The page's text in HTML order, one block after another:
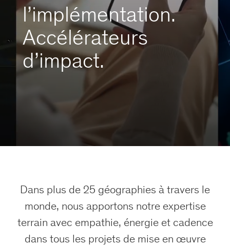
l’implémentation.
Accélérateurs
d’impact.
Dans plus de 25 géographies à travers le
monde, nous apportons notre expertise
terrain avec empathie, énergie et cadence
dans tous les projets de mise en œuvre